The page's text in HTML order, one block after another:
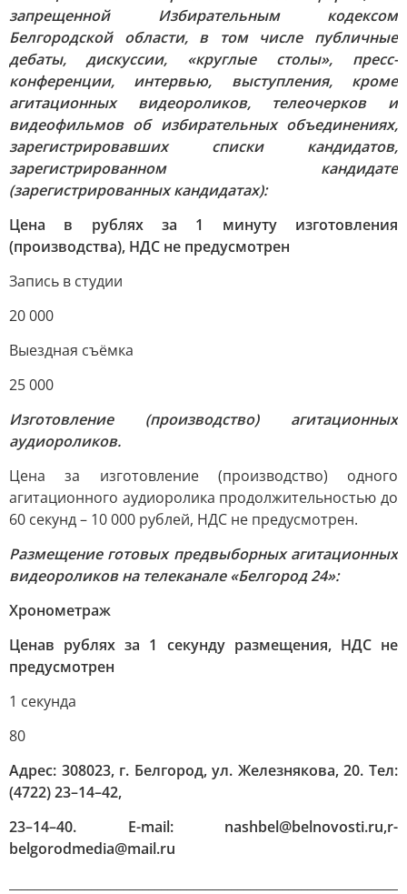
запрещенной Избирательным кодексом
Белгородской области, в том числе публичные
дебаты, дискуссии, «круглые столы», пресс-
конференции, интервью, выступления, кроме
агитационных видеороликов, телеочерков и
видеофильмов об избирательных объединениях,
зарегистрировавших списки кандидатов,
зарегистрированном кандидате
(зарегистрированных кандидатах):
Цена в рублях за 1 минуту изготовления
(производства), НДС не предусмотрен
Запись в студии
20 000
Выездная съёмка
25 000
Изготовление (производство) агитационных
аудиороликов.
Цена за изготовление (производство) одного
агитационного аудиоролика продолжительностью до
60 секунд – 10 000 рублей, НДС не предусмотрен.
Размещение готовых предвыборных агитационных
видеороликов на телеканале «Белгород 24»:
Хронометраж
Ценав рублях за 1 секунду размещения, НДС не
предусмотрен
1 секунда
80
Адрес: 308023, г. Белгород, ул. Железнякова, 20. Тел:
(4722) 23–14–42,
23–14–40. E-mail: nashbel@belnovosti.ru,r-
belgorodmedia@mail.ru